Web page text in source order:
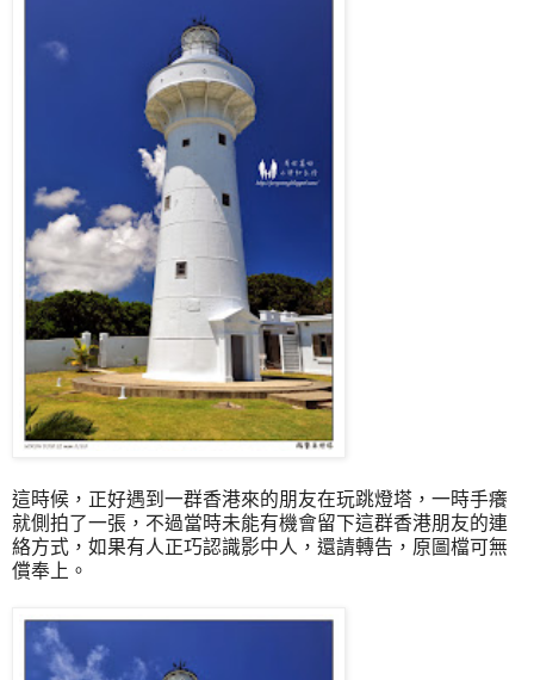
這時候，正好遇到一群香港來的朋友在玩跳燈塔，一時手癢
就側拍了一張，不過當時未能有機會留下這群香港朋友的連
絡方式，如果有人正巧認識影中人，還請轉告，原圖檔可無
償奉上。